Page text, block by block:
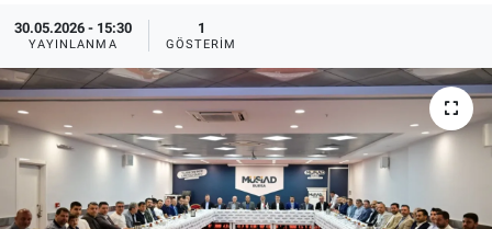
30.05.2026 - 15:30
YAYINLANMA
1
GÖSTERIM
Magazin
Tüm Haberler
İletişim
Künye
Trafik Durumu
Süper Lig Puan Durumu ve Fikstür
Tüm Manşetler
Son Dakika Haberleri